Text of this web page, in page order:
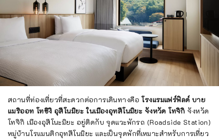
กว่า 5 ล้านดวง และสวยงามมากจนคุณ
จะต้องทึ่ง!
จากหลอดไฟส่องสว่างมากกว่า 5 ล้าน
หลอด เกือบทั้งหมดใช้หลอด LED ทำให้
เป็นมิตรต่อสิ่งแวดล้อม
นอกจากนี้ยังมีร้านขายของที่ระลึกและ
ร้านอาหารภายในสวนอีกด้วย
*ตอนเย็นอากาศจะหนาว ดังนั้นจึงควร
เตรียมเสื้อแจ็คเก็ตมาด้วย
สถานที่ท่องเที่ยวที่สะดวกต่อการเดินทางคือโรงแรมแฟร์ฟิลด์ บาย
แมริออท โทชิงิ อุสึโนมิยะ ในเมืองอุทสึโนมิยะ จังหวัด โทจิกิ จังหวัด
โทจิกิ เมืองอุสึโนะมิยะ อยู่ติดกับ จุดแวะพักรถ (Roadside Station)
หมู่บ้านโรแมนติกอุทสึโนมิยะ และเป็นจุดพักที่เหมาะสำหรับการเที่ยว